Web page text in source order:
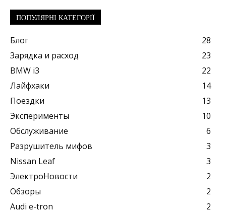
ПОПУЛЯРНІ КАТЕГОРІЇ
Блог
28
Зарядка и расход
23
BMW i3
22
Лайфхаки
14
Поездки
13
Эксперименты
10
Обслуживание
6
Разрушитель мифов
3
Nissan Leaf
3
ЭлектроНовости
2
Обзоры
2
Audi e-tron
2